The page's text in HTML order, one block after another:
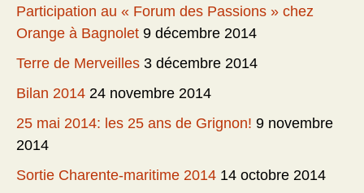
Participation au « Forum des Passions » chez
Orange à Bagnolet 9 décembre 2014
Terre de Merveilles 3 décembre 2014
Bilan 2014 24 novembre 2014
25 mai 2014: les 25 ans de Grignon! 9 novembre
2014
Sortie Charente-maritime 2014 14 octobre 2014